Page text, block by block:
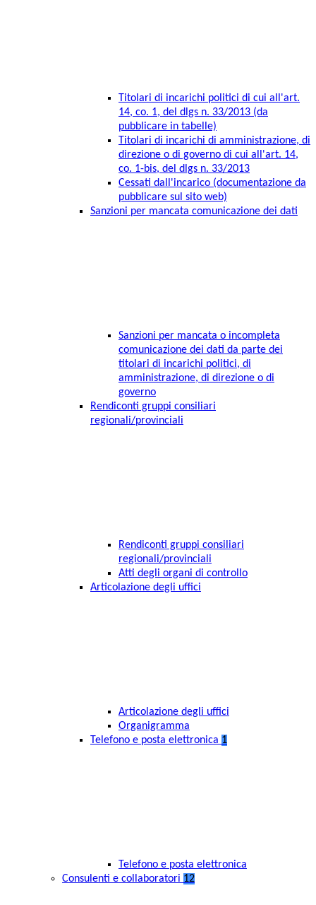
Titolari di incarichi politici di cui all'art.
14, co. 1, del dlgs n. 33/2013 (da
pubblicare in tabelle)
Titolari di incarichi di amministrazione, di
direzione o di governo di cui all'art. 14,
co. 1-bis, del dlgs n. 33/2013
Cessati dall'incarico (documentazione da
pubblicare sul sito web)
Sanzioni per mancata comunicazione dei dati
Sanzioni per mancata o incompleta
comunicazione dei dati da parte dei
titolari di incarichi politici, di
amministrazione, di direzione o di
governo
Rendiconti gruppi consiliari
regionali/provinciali
Rendiconti gruppi consiliari
regionali/provinciali
Atti degli organi di controllo
Articolazione degli uffici
Articolazione degli uffici
Organigramma
Telefono e posta elettronica 1
Telefono e posta elettronica
Consulenti e collaboratori 12